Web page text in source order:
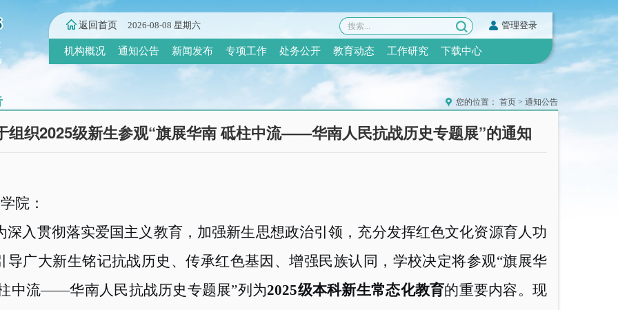
返回首页 2026-08-08 星期六 管理登录
机构概况 通知公告 新闻发布 专项工作 处务公开 教育动态 工作研究 下载中心
您的位置： 首页 > 通知公告
组织2025级新生参观“旗展华南 砥柱中流——华南人民抗战历史专题展”的通知
院：
深入贯彻落实爱国主义教育，加强新生思想政治引领，充分发挥红色文化资源育人功
导广大新生铭记抗战历史、传承红色基因、增强民族认同，学校决定将参观“旗展华
中流——华南人民抗战历史专题展”列为2025级本科新生常态化教育的重要内容。现